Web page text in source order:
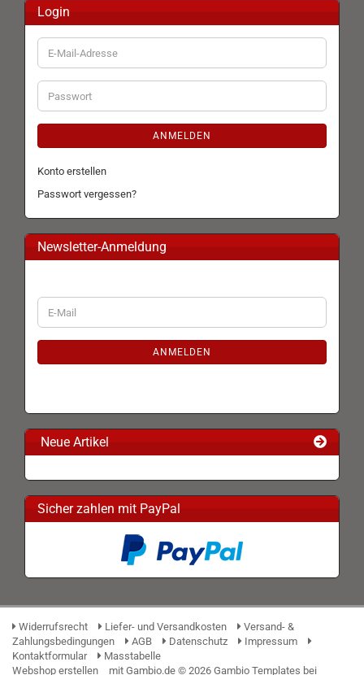
Login
E-
Mail-
Adresse
Passwort
ANMELDEN
Konto erstellen
Passwort vergessen?
Newsletter-Anmeldung
WEITER
ZUR
E-
Mail
ANMELDEN
Neue Artikel
Sicher zahlen mit PayPal
Widerrufsrecht Liefer- und Versandkosten
Versand- &
Zahlungsbedingungen
AGB Datenschutz
Impressum
Kontaktformular
Masstabelle
Webshop erstellen
mit Gambio.de © 2026 Gambio Templates bei